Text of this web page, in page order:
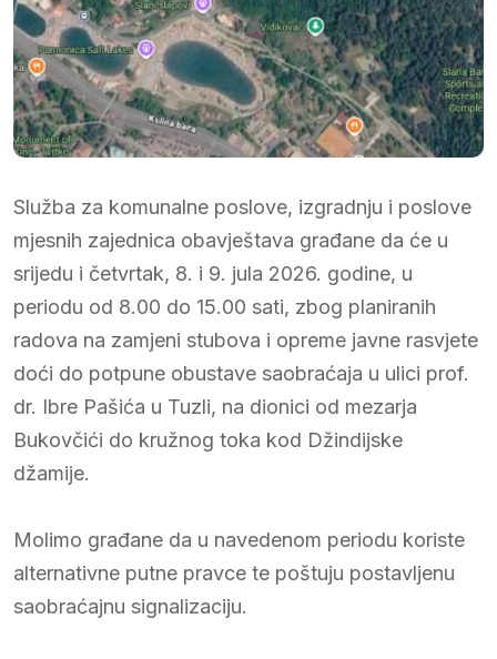
Služba za komunalne poslove, izgradnju i poslove
mjesnih zajednica obavještava građane da će u
srijedu i četvrtak, 8. i 9. jula 2026. godine, u
periodu od 8.00 do 15.00 sati, zbog planiranih
radova na zamjeni stubova i opreme javne rasvjete
doći do potpune obustave saobraćaja u ulici prof.
dr. Ibre Pašića u Tuzli, na dionici od mezarja
Bukovčići do kružnog toka kod Džindijske
džamije.
Molimo građane da u navedenom periodu koriste
alternativne putne pravce te poštuju postavljenu
saobraćajnu signalizaciju.